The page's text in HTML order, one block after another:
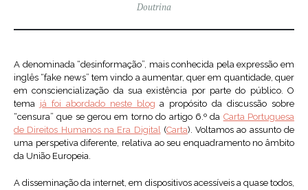
Doutrina
A denominada “desinformação”, mais conhecida pela expressão em
inglês “fake news” tem vindo a aumentar, quer em quantidade, quer
em consciencialização da sua existência por parte do público. O
tema já foi abordado neste blog a propósito da discussão sobre
“censura” que se gerou em torno do artigo 6.º da Carta Portuguesa
de Direitos Humanos na Era Digital(Carta). Voltamos ao assunto de
uma perspetiva diferente, relativa ao seu enquadramento no âmbito
da União Europeia.
A disseminação da internet, em dispositivos acessíveis a quase todos,